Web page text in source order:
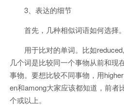
3、表达的细节
首先，几种相似词语如何选择。
用于比对的单词。比如
几个词是比较同一个事物从前和现
事物。要想比较不同事物，用
en和among大家应该都知道，前者
个或以上。